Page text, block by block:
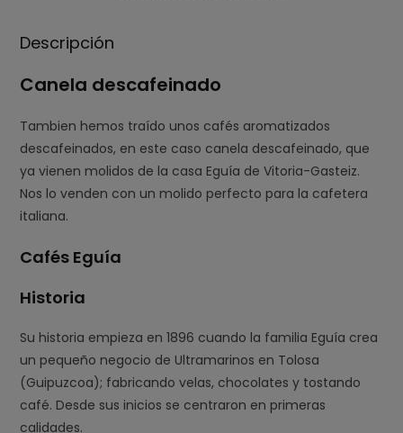
Descripción
Canela descafeinado
Tambien hemos traído unos cafés aromatizados
descafeinados, en este caso canela descafeinado, que
ya vienen molidos de la casa Eguía de Vitoria-Gasteiz.
Nos lo venden con un molido perfecto para la cafetera
italiana.
Cafés Eguía
Historia
Su historia empieza en 1896 cuando la familia Eguía crea
un pequeño negocio de Ultramarinos en Tolosa
(Guipuzcoa); fabricando velas, chocolates y tostando
café. Desde sus inicios se centraron en primeras
calidades.